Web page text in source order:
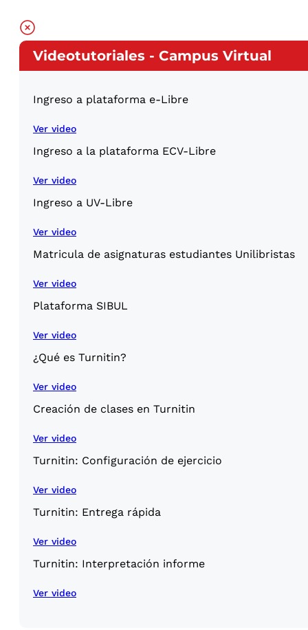
Videotutoriales - Campus Virtual
Ingreso a plataforma e-Libre
Ver video
Ingreso a la plataforma ECV-Libre
Ver video
Ingreso a UV-Libre
Ver video
Matricula de asignaturas estudiantes Unilibristas
Ver video
Plataforma SIBUL
Ver video
¿Qué es Turnitin?
Ver video
Creación de clases en Turnitin
Ver video
Turnitin: Configuración de ejercicio
Ver video
Turnitin: Entrega rápida
Ver video
Turnitin: Interpretación informe
Ver video